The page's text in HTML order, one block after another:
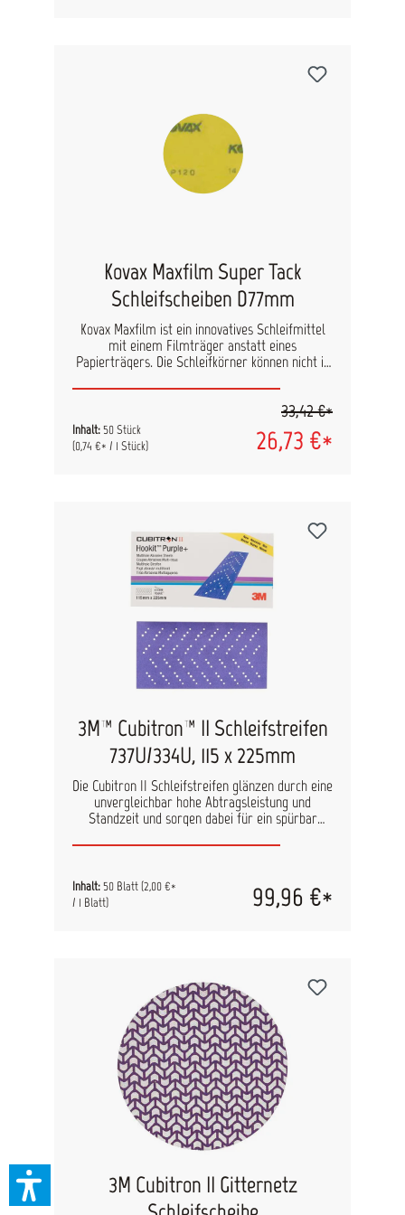
Kovax Maxfilm Super Tack
Schleifscheiben D77mm
Kovax Maxfilm ist ein innovatives Schleifmittel
mit einem Filmträger anstatt eines
Papierträgers. Die Schleifkörner können nicht in
ist mit einer doppelten Anti-Zusetzschicht
versiegelt, was längere Standzeiten
gewährleistet. Maxfilm Schleifscheiben können
im gesamten Schleifprozess angewendet werden
Inhalt:50 Stück
(0,74 €* / 1 Stück)
26,73 €*
33,42 €*
3M™ Cubitron™ II Schleifstreifen
737U/334U, 115 x 225mm
Die Cubitron II Schleifstreifen glänzen durch eine
unvergleichbar hohe Abtragsleistung und
Standzeit und sorgen dabei für ein spürbar
pfeilförmige Lochung wird eine optimale
pro Pack Maße: 115 mm x 225 mm
Inhalt:50 Blatt(2,00 €*
/ 1 Blatt)
99,96 €*
3M Cubitron II Gitternetz